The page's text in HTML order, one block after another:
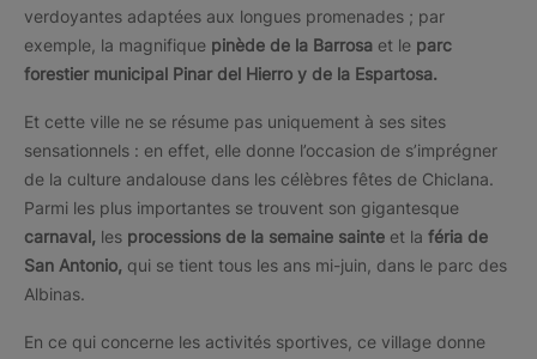
verdoyantes adaptées aux longues promenades ; par
exemple, la magnifique pinède de la Barrosa et le parc
forestier municipal Pinar del Hierro y de la Espartosa.
Et cette ville ne se résume pas uniquement à ses sites
sensationnels : en effet, elle donne l’occasion de s’imprégner
de la culture andalouse dans les célèbres fêtes de Chiclana.
Parmi les plus importantes se trouvent son gigantesque
carnaval, les processions de la semaine sainte et la féria de
San Antonio, qui se tient tous les ans mi-juin, dans le parc des
Albinas.
En ce qui concerne les activités sportives, ce village donne